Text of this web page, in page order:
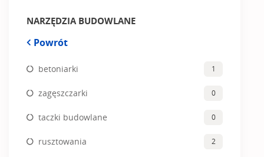
NARZĘDZIA BUDOWLANE
Powrót
betoniarki 1
zagęszczarki 0
taczki budowlane 0
rusztowania 2